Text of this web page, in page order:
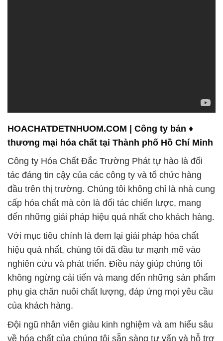
Với mục tiêu chính là đem lại giải pháp hóa chất
hiệu quả nhất, chúng tôi đã đầu tư mạnh mẽ vào
nghiên cứu và phát triển. Điều này giúp chúng tôi
không ngừng cải tiến và mang đến những sản phẩm
phụ gia chăn nuôi chất lượng, đáp ứng mọi yêu cầu
của khách hàng.
Đội ngũ nhân viên giàu kinh nghiệm và am hiểu sâu
về hóa chất của chúng tôi sẵn sàng tư vấn và hỗ trợ
bạn trong việc lựa chọn các giải pháp phù hợp nhất
cho nhu cầu cụ thể của bạn. Cam kết vững chắc về
sự tin cậy, chất lượng và hiệu suất là những giá trị
cốt lõi giúp chúng tôi trở thành lựa chọn hoàn hảo
để đáp ứng mọi nhu cầu của bạn.
Chúng tôi không chỉ coi trọng sự phục vụ khách
hàng mà còn đặt biệt quan trọng vào bảo vệ môi
trường. Chúng tôi cam kết thực hiện những cam kết